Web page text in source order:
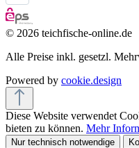
© 2026 teichfische-online.de
Alle Preise inkl. gesetzl.
Powered by cookie.design
Diese Website verwendet
bieten zu können. Mehr
Nur technisch notwendige